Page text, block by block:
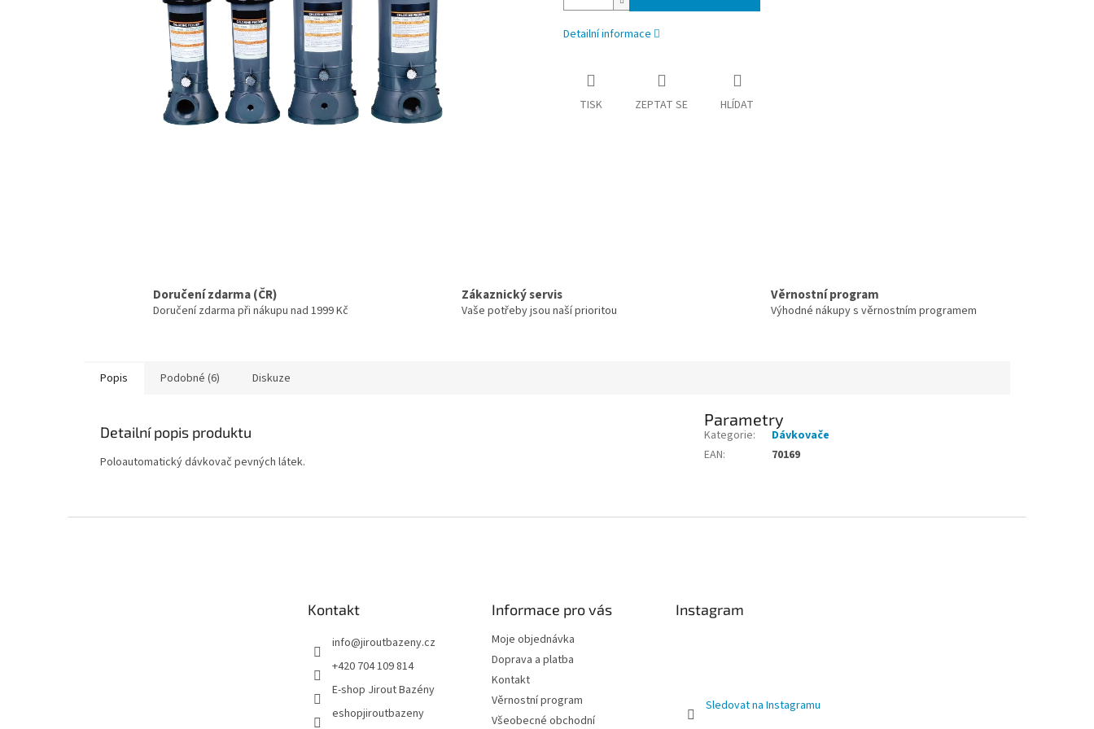
Detailní informace
TISK ZEPTAT SE HLÍDAT
Doručení zdarma (ČR)
Doručení zdarma při nákupu nad 1999 Kč
Zákaznický servis
Vaše potřeby jsou naší prioritou
Věrnostní program
Výhodné nákupy s věrnostním programem
Popis Podobné (6) Diskuze
Detailní popis produktu
Poloautomatický dávkovač pevných látek.
Parametry
Kategorie:
Dávkovače
EAN: 70169
Kontakt
info@jiroutbazeny.cz
+420 704 109 814
E-shop Jirout Bazény
eshopjiroutbazeny
Informace pro vás
Moje objednávka
Doprava a platba
Kontakt
Věrnostní program
Všeobecné obchodní
Instagram
Sledovat na Instagramu